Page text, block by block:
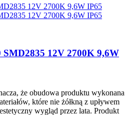
12V 2700K 9,6W
że obudowa produktu wykonana
które nie żółkną z upływem
wygląd przez lata. Produkt